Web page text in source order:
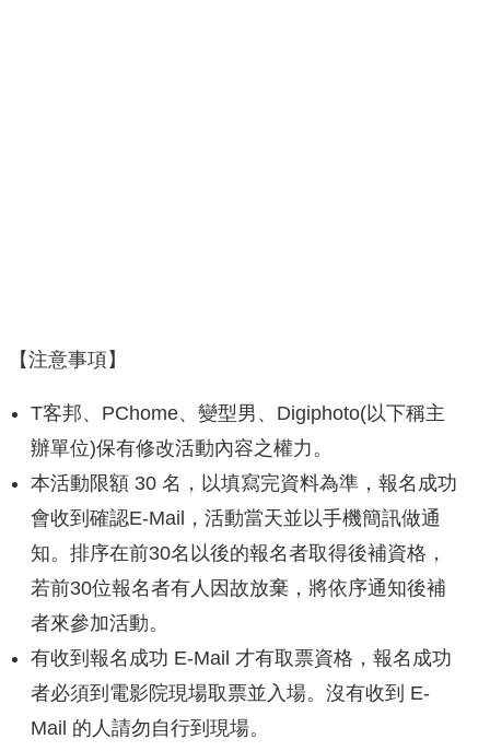
【注意事項】
T客邦、PChome、變型男、Digiphoto(以下稱主
辦單位)保有修改活動內容之權力。
本活動限額 30 名，以填寫完資料為準，報名成功
會收到確認E-Mail，活動當天並以手機簡訊做通
知。排序在前30名以後的報名者取得後補資格，
若前30位報名者有人因故放棄，將依序通知後補
者來參加活動。
有收到報名成功 E-Mail 才有取票資格，報名成功
者必須到電影院現場取票並入場。沒有收到 E-
Mail 的人請勿自行到現場。